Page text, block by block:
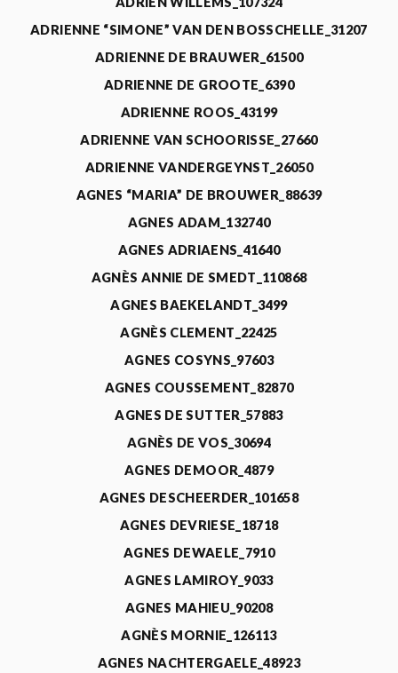
ADRIENNE “SIMONE” VAN DEN BOSSCHELLE_31207
ADRIENNE DE BRAUWER_61500
ADRIENNE DE GROOTE_6390
ADRIENNE ROOS_43199
ADRIENNE VAN SCHOORISSE_27660
ADRIENNE VANDERGEYNST_26050
AGNES “MARIA” DE BROUWER_88639
AGNES ADAM_132740
AGNES ADRIAENS_41640
AGNÈS ANNIE DE SMEDT_110868
AGNES BAEKELANDT_3499
AGNÈS CLEMENT_22425
AGNES COSYNS_97603
AGNES COUSSEMENT_82870
AGNES DE SUTTER_57883
AGNÈS DE VOS_30694
AGNES DEMOOR_4879
AGNES DESCHEERDER_101658
AGNES DEVRIESE_18718
AGNES DEWAELE_7910
AGNES LAMIROY_9033
AGNES MAHIEU_90208
AGNÈS MORNIE_126113
AGNES NACHTERGAELE_48923